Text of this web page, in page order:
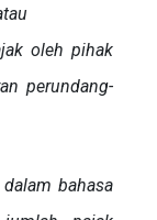
oleh pihak
perundang-
bahasa